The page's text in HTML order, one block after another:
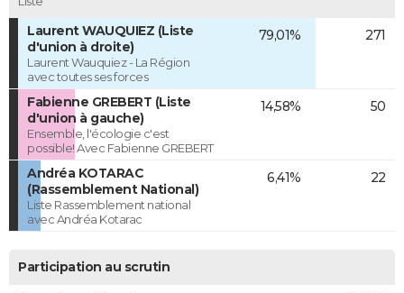
Laurent WAUQUIEZ (Liste
d'union à droite)
Laurent Wauquiez - La Région
avec toutes ses forces
79,01% 271
Fabienne GREBERT (Liste
d'union à gauche)
Ensemble, l'écologie c'est
possible! Avec Fabienne GREBERT
14,58% 50
Andréa KOTARAC
(Rassemblement National)
Liste Rassemblement national
avec Andréa Kotarac
6,41% 22
Participation au scrutin